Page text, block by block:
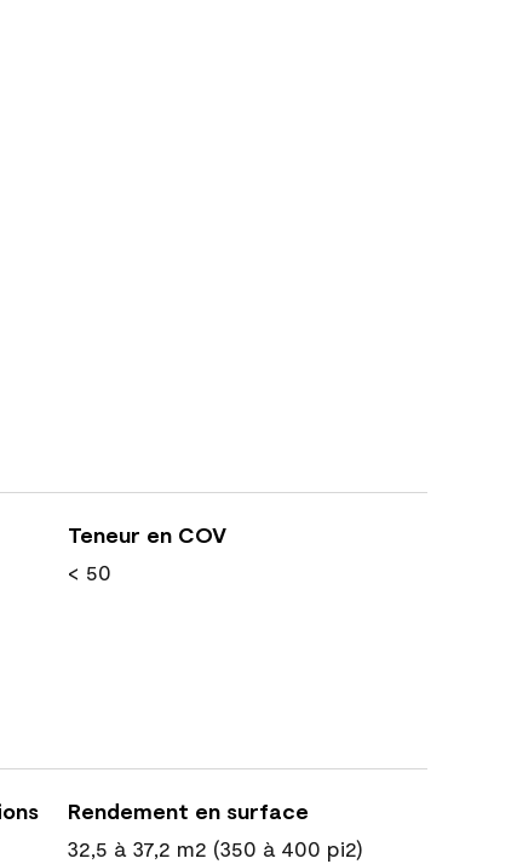
Teneur en COV
< 50
Rendement en surface
32,5 à 37,2 m2 (350 à 400 pi2)